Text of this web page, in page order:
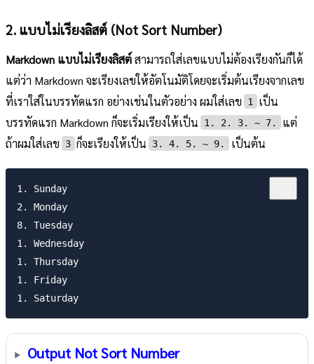
2. แบบไม่เรียงลิสต์ (Not Sort Number)
Markdown แบบไม่เรียงลิสต์สามารถใส่เลขแบบไม่ต้องเรียงกันก็ได้
แต่ว่า Markdown จะเรียงเลขให้อัตโนมัติโดยจะเริ่มต้นเรียงจากเลข
ที่เราใส่ในบรรทัดแรก อย่างเช่นในตัวอย่าง ผมใส่เลข
1
เป็น
บรรทัดแรก Markdown ก็จะเริ่มเรียงให้เป็น
1. 2. 3. ~ 7.
แต่
ถ้าผมใส่เลข
3 ก็จะเรียงให้เป็น 3. 4. 5. ~ 9. เป็นต้น
1. Sunday
2. Monday
8. Tuesday
1. Wednesday
1. Thursday
1. Friday
Output Not Sort Number